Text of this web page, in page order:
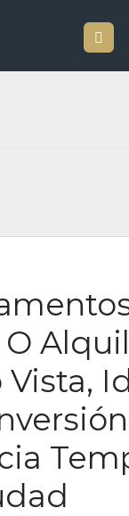
Apartamentos
Temporal En La Ciudad
Vista,